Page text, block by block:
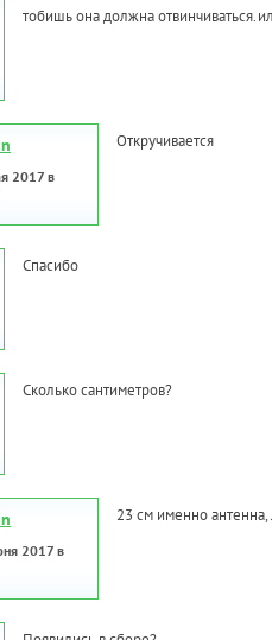
тобишь она должна
2017 в
Откручивается
Спасибо
Сколько сантиметров?
2017 в
23 см именно